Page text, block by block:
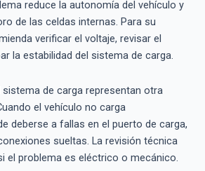
reduce la autonomía del vehículo y
de las celdas internas. Para su
verificar el voltaje, revisar el
la estabilidad del sistema de carga.
de carga representan otra
el vehículo no carga
deberse a fallas en el puerto de carga,
sueltas. La revisión técnica
el problema es eléctrico o mecánico.